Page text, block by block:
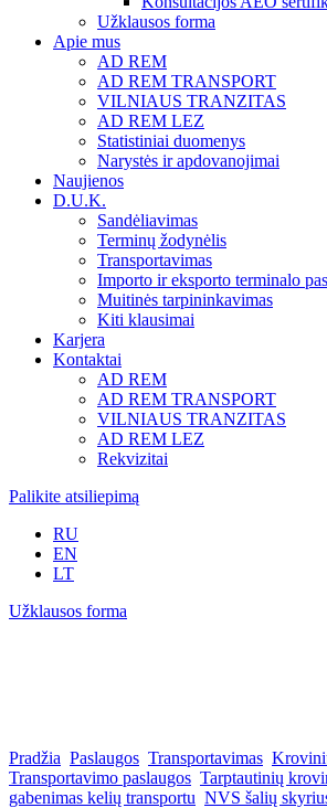
Užklausos forma
Apie mus
AD REM
AD REM TRANSPORT
VILNIAUS TRANZITAS
AD REM LEZ
Statistiniai duomenys
Narystės ir apdovanojimai
Naujienos
D.U.K.
Sandėliavimas
Terminų žodynėlis
Transportavimas
Importo ir eksporto terminalo
Muitinės tarpininkavimas
Kiti klausimai
Karjera
Kontaktai
AD REM
AD REM TRANSPORT
VILNIAUS TRANZITAS
AD REM LEZ
Rekvizitai
Palikite atsiliepimą
RU
EN
LT
Užklausos forma
Pradžia Paslaugos Transportavimas
Transportavimo paslaugos Tarptautinių
gabenimas kelių transportu NVS šalių